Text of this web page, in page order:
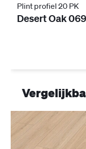
Plint profiel 20 PK
Desert Oak